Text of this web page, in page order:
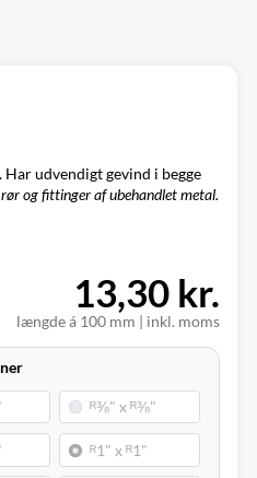
udvendigt gevind i begge
og fittinger af ubehandlet metal.
længde á 100 mm | inkl. moms
13,30 kr.